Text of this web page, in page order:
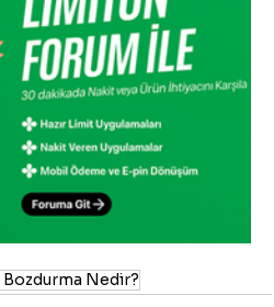
Nedir?